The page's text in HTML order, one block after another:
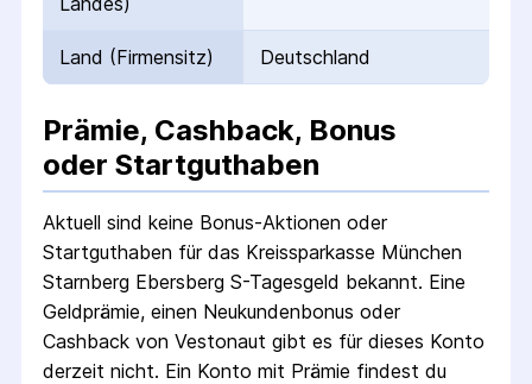
Land (Firmensitz) Deutschland
Prämie, Cashback, Bonus
oder Startguthaben
Aktuell sind keine Bonus-Aktionen oder
Startguthaben für das Kreissparkasse München
Starnberg Ebersberg S-Tagesgeld bekannt. Eine
Geldprämie, einen Neukundenbonus oder
Cashback von Vestonaut gibt es für dieses Konto
derzeit nicht. Ein Konto mit Prämie findest du